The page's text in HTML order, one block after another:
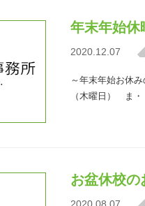
年末年始休
2020.12.07
～年末年始お休
（木曜日） ま・
お盆休校の